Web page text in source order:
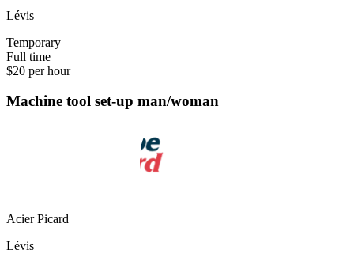
Lévis
Temporary
Full time
$20 per hour
Machine tool set-up man/woman
Acier Picard
Lévis